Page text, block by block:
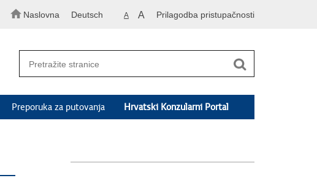
Naslovna Deutsch A A Prilagodba pristupačnosti
Preporuka za putovanja Hrvatski Konzularni Portal